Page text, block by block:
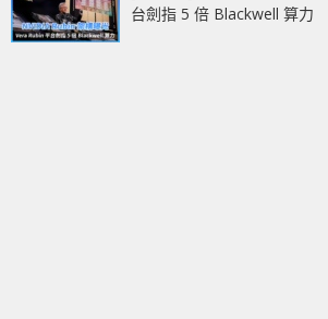
台劍指 5 倍 Blackwell 算力